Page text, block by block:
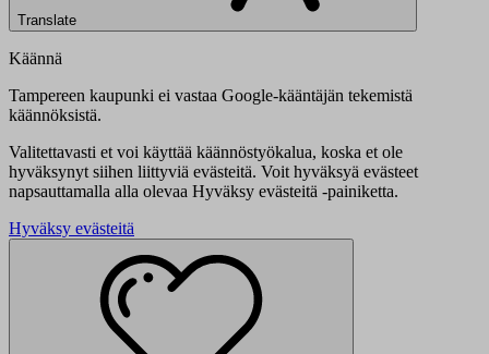
Translate
Käännä
Tampereen kaupunki ei vastaa Google-kääntäjän tekemistä
käännöksistä.
Valitettavasti et voi käyttää käännöstyökalua, koska et ole
hyväksynyt siihen liittyviä evästeitä. Voit hyväksyä evästeet
napsauttamalla alla olevaa Hyväksy evästeitä -painiketta.
Hyväksy evästeitä